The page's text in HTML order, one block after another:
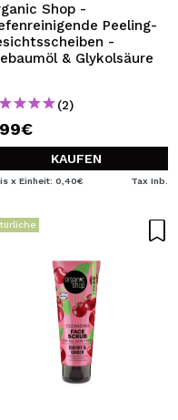
Maquillalia.de
den Status Ihrer
Vorgänge
Shop -
Peeling-
-
& Glykolsäure
(2)
KAUFEN
x Einheit: 0,40€ Tax Inb.